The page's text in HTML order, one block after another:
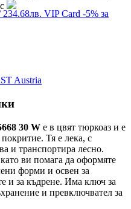
234.68лв. VIP Card -5% за
Austria
30 W е в цвят тюркоаз и е
Тя е лека, с
и транспортира лесно.
ви помага да оформяте
форми и освен за
и за къдрене. Има ключ за
и превключвател за